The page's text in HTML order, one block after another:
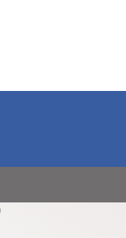
de 11 a 18 h.